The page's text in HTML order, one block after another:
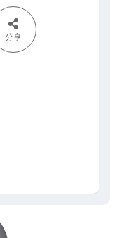
分享